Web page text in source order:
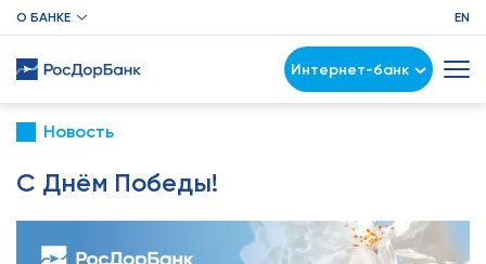
О БАНКЕ EN
Интернет-банк
Новость
С Днём Победы!